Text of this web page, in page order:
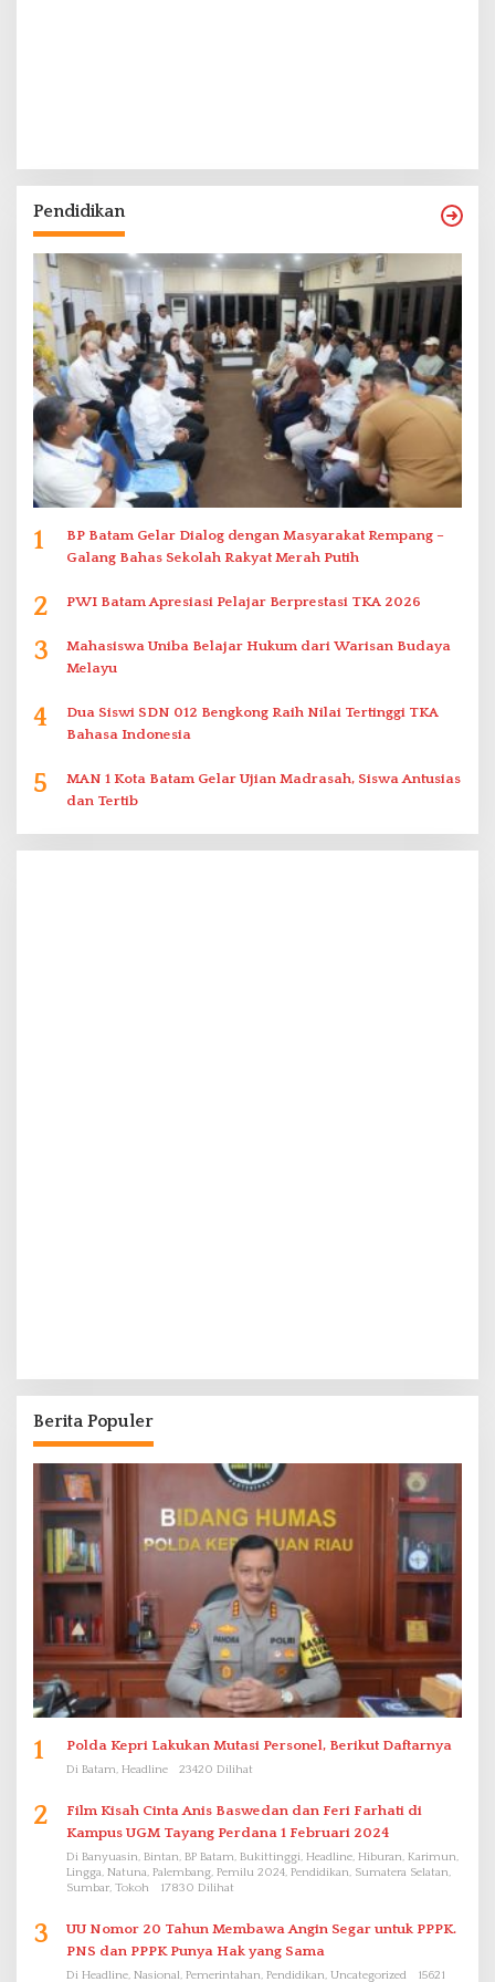
Pendidikan
1
BP Batam Gelar Dialog dengan Masyarakat Rempang –
Galang Bahas Sekolah Rakyat Merah Putih
2 PWI Batam Apresiasi Pelajar Berprestasi TKA 2026
3
Mahasiswa Uniba Belajar Hukum dari Warisan Budaya
Melayu
4
Dua Siswi SDN 012 Bengkong Raih Nilai Tertinggi TKA
Bahasa Indonesia
5
MAN 1 Kota Batam Gelar Ujian Madrasah, Siswa Antusias
dan Tertib
Berita Populer
1 Polda Kepri Lakukan Mutasi Personel, Berikut Daftarnya
Di Batam, Headline 23420 Dilihat
2
Film Kisah Cinta Anis Baswedan dan Feri Farhati di
Kampus UGM Tayang Perdana 1 Februari 2024
Di Banyuasin, Bintan, BP Batam, Bukittinggi, Headline, Hiburan, Karimun,
Lingga, Natuna, Palembang, Pemilu 2024, Pendidikan, Sumatera Selatan,
Sumbar, Tokoh
17830 Dilihat
3
UU Nomor 20 Tahun Membawa Angin Segar untuk PPPK.
PNS dan PPPK Punya Hak yang Sama
Di Headline, Nasional, Pemerintahan, Pendidikan, Uncategorized
15621